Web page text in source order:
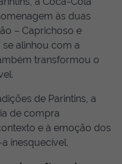
às duas
– Caprichoso e
se alinhou com a
transformou o
de Parintins, a
de compra
e à emoção dos
inesquecível.